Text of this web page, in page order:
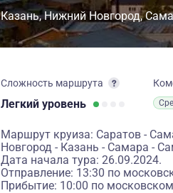
Казань Нижний Новгород
Сложность маршрута
Легкий уровень
Маршрут круиза: Саратов -
Новгород - Казань - Самара -
Дата начала тура: 26.09.2024.
Отправление: 13:30 по
Прибытие: 10:00 по